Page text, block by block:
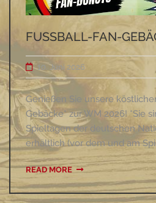
FUSSBALL-FAN-
10. Juni 2026
Genießen Sie unsere
Gebäcke* zur WM 2026! *Sie
Spieltagen der deutschen
erhältlich (vor dem und am
READ MORE